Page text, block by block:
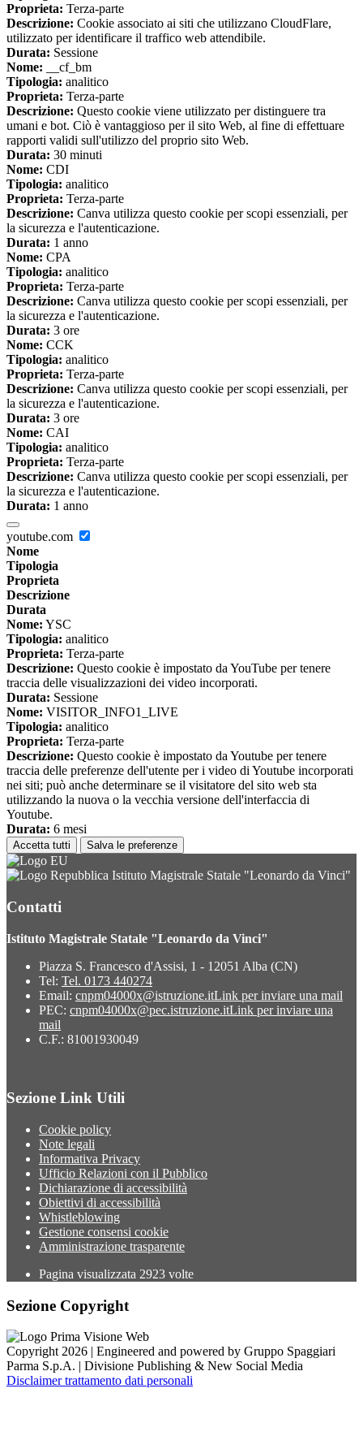
Proprieta: Terza-parte
Descrizione: Cookie associato ai siti che utilizzano CloudFlare,
utilizzato per identificare il traffico web attendibile.
Durata: Sessione
Nome: __cf_bm
Tipologia: analitico
Proprieta: Terza-parte
Descrizione: Questo cookie viene utilizzato per distinguere tra
umani e bot. Ciò è vantaggioso per il sito Web, al fine di effettuare
rapporti validi sull'utilizzo del proprio sito Web.
Durata: 30 minuti
Nome: CDI
Tipologia: analitico
Proprieta: Terza-parte
Descrizione: Canva utilizza questo cookie per scopi essenziali, per
la sicurezza e l'autenticazione.
Durata: 1 anno
Nome: CPA
Tipologia: analitico
Proprieta: Terza-parte
Descrizione: Canva utilizza questo cookie per scopi essenziali, per
la sicurezza e l'autenticazione.
Durata: 3 ore
Nome: CCK
Tipologia: analitico
Proprieta: Terza-parte
Descrizione: Canva utilizza questo cookie per scopi essenziali, per
la sicurezza e l'autenticazione.
Durata: 3 ore
Nome: CAI
Tipologia: analitico
Proprieta: Terza-parte
Descrizione: Canva utilizza questo cookie per scopi essenziali, per
la sicurezza e l'autenticazione.
Durata: 1 anno
youtube.com
Nome
Tipologia
Proprieta
Descrizione
Durata
Nome: YSC
Tipologia: analitico
Proprieta: Terza-parte
Descrizione: Questo cookie è impostato da YouTube per tenere
traccia delle visualizzazioni dei video incorporati.
Durata: Sessione
Nome: VISITOR_INFO1_LIVE
Tipologia: analitico
Proprieta: Terza-parte
Descrizione: Questo cookie è impostato da Youtube per tenere
traccia delle preferenze dell'utente per i video di Youtube incorporati
nei siti; può anche determinare se il visitatore del sito web sta
utilizzando la nuova o la vecchia versione dell'interfaccia di
Youtube.
Durata: 6 mesi
Accetta tutti Salva le preferenze
Istituto Magistrale Statale "Leonardo da Vinci"
Contatti
Istituto Magistrale Statale "Leonardo da Vinci"
Piazza S. Francesco d'Assisi, 1 - 12051 Alba (CN)
Tel: Tel. 0173 440274
Email: cnpm04000x@istruzione.itLink per inviare una mail
PEC: cnpm04000x@pec.istruzione.itLink per inviare una
mail
C.F.: 81001930049
Sezione Link Utili
Cookie policy
Note legali
Informativa Privacy
Ufficio Relazioni con il Pubblico
Dichiarazione di accessibilità
Obiettivi di accessibilità
Whistleblowing
Gestione consensi cookie
Amministrazione trasparente
Pagina visualizzata 2923 volte
Sezione Copyright
Copyright 2026 | Engineered and powered by Gruppo Spaggiari
Parma S.p.A. | Divisione Publishing & New Social Media
Disclaimer trattamento dati personali